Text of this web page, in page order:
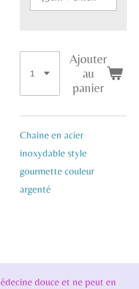
Ajouter
au
panier
Chaine en acier
inoxydable style
gourmette couleur
argenté
douce et ne peut en